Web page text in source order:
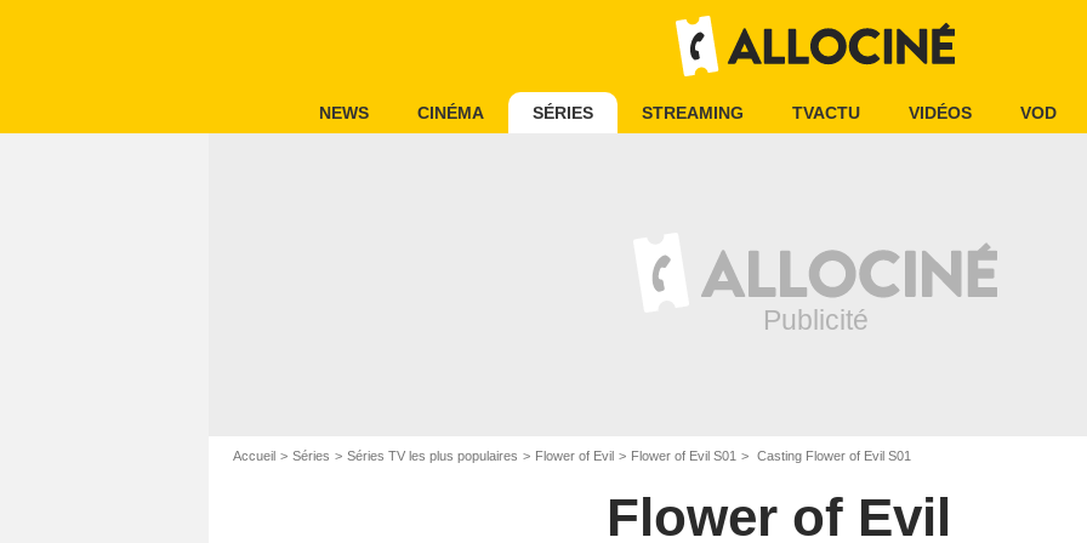
NEWS CINÉMA SÉRIES STREAMING TVACTU VIDÉOS VOD
Accueil Séries Séries TV les plus populaires Flower of Evil Flower of Evil S01 Casting Flower of Evil S01
Flower of Evil